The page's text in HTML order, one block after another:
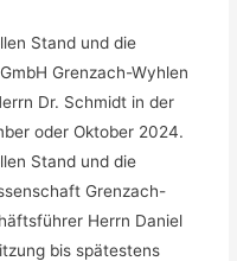
Stand und die
Grenzach-Wyhlen
Dr. Schmidt in der
oder Oktober 2024.
Stand und die
Grenzach-
Herrn Daniel
bis spätestens